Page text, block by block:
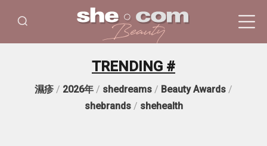
TRENDING #
濕疹 / 2026年 / shedreams / Beauty Awards /
shebrands/ shehealth